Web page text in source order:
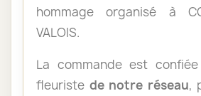
hommage organisé à
VALOIS.
La commande est
fleuriste de notre réseau,